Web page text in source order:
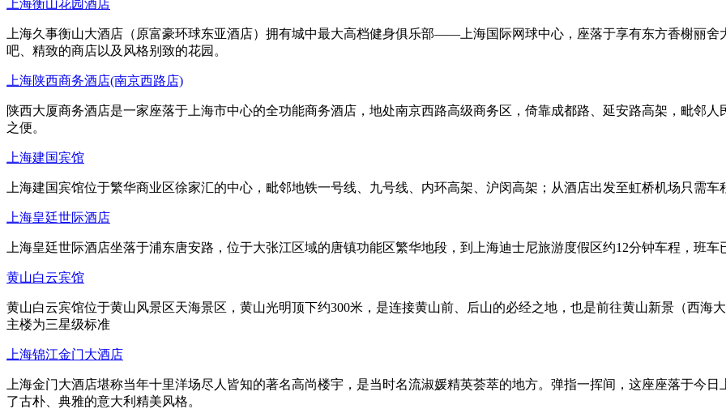
上海衡山花园酒店
上海久事衡山大酒店（原富豪环球东亚酒店）拥有城中最大高档健身俱乐部——上海国际网球中心，座落于享有东方香榭丽
吧、精致的商店以及风格别致的花园。
上海陕西商务酒店(南京西路店)
陕西大厦商务酒店是一家座落于上海市中心的全功能商务酒店，地处南京西路高级商务区，倚靠成都路、延安路高架，毗邻
之便。
上海建国宾馆
上海建国宾馆位于繁华商业区徐家汇的中心，毗邻地铁一号线、九号线、内环高架、沪闵高架；从酒店出发至虹桥机场只需车
上海皇廷世际酒店
上海皇廷世际酒店坐落于浦东唐安路，位于大张江区域的唐镇功能区繁华地段，到上海迪士尼旅游度假区约12分钟车程，班
黄山白云宾馆
黄山白云宾馆位于黄山风景区天海景区，黄山光明顶下约300米，是连接黄山前、后山的必经之地，也是前往黄山新景（西海
主楼为三星级标准
上海锦江金门大酒店
上海金门大酒店堪称当年十里洋场尽人皆知的著名高尚楼宇，是当时名流淑媛精英荟萃的地方。弹指一挥间，这座座落于今
了古朴、典雅的意大利精美风格。